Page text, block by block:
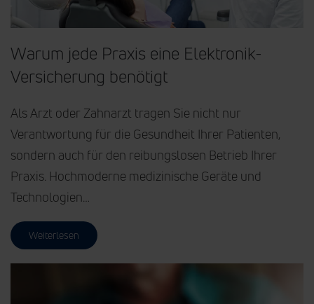
Warum jede Praxis eine Elektronik-
Versicherung benötigt
Als Arzt oder Zahnarzt tragen Sie nicht nur
Verantwortung für die Gesundheit Ihrer Patienten,
sondern auch für den reibungslosen Betrieb Ihrer
Praxis. Hochmoderne medizinische Geräte und
Technologien…
Weiterlesen